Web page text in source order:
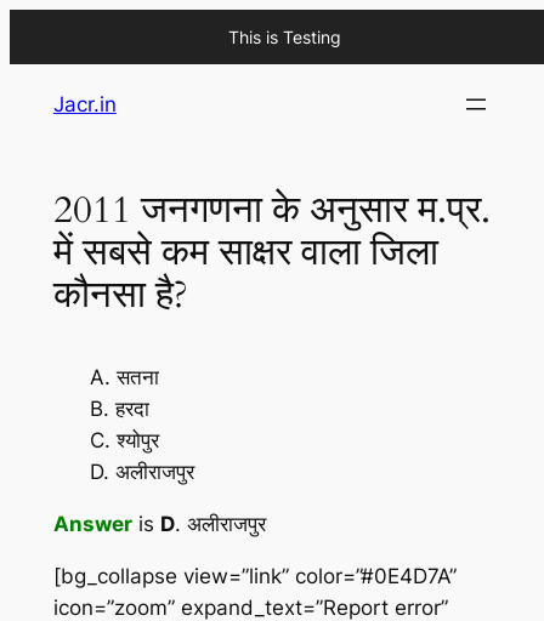
This is Testing
Jacr.in
2011 जनगणना के अनुसार म.प्र.
में सबसे कम साक्षर वाला जिला
कौनसा है?
A. सतना
B. हरदा
C. श्योपुर
D. अलीराजपुर
Answeris D. अलीराजपुर
[bg_collapse view=”link” color=”#0E4D7A”
icon=”zoom” expand_text=”Report error”